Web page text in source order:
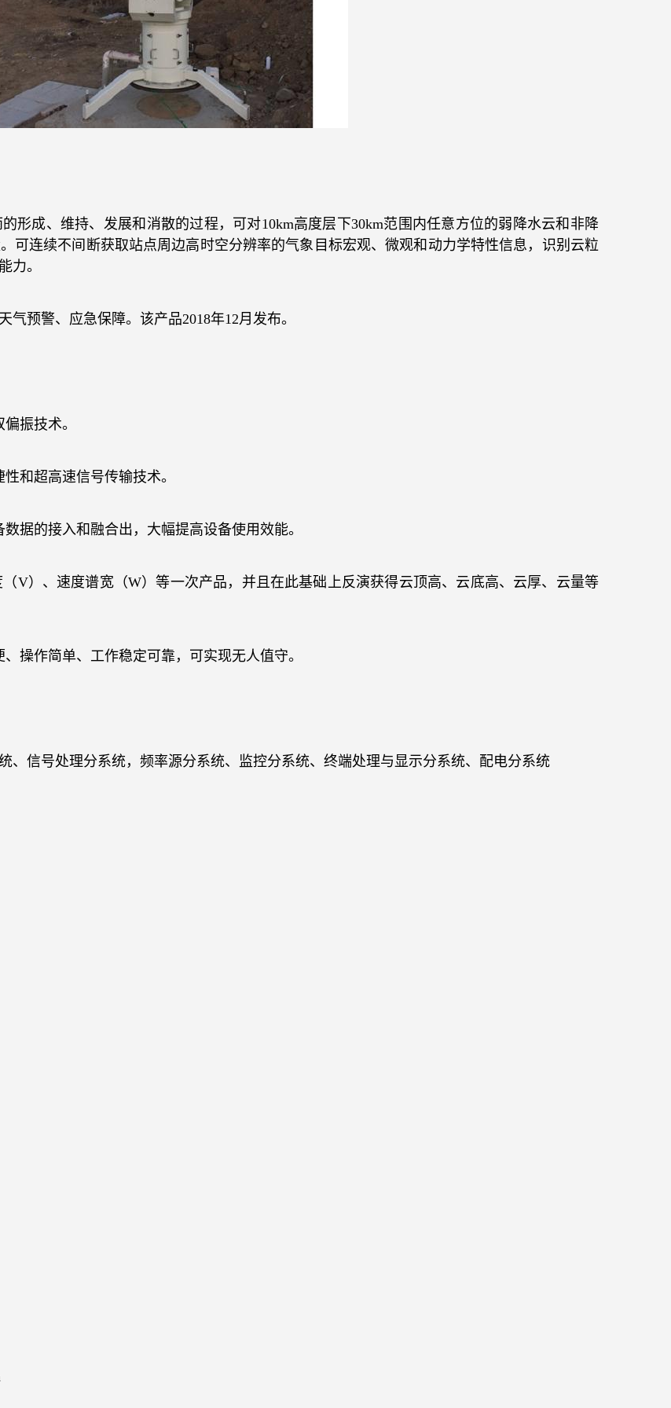
形成、维持、发展和消散的过程，可对10km高度层下30km范围内任意方位的弱降水云和非降
可连续不间断获取站点周边高时空分辨率的气象目标宏观、微观和动力学特性信息，识别云粒
力。
气预警、应急保障。该产品2018年12月发布。
振技术。
和超高速信号传输技术。
据的接入和融合出，大幅提高设备使用效能。
V）、速度谱宽（W）等一次产品，并且在此基础上反演获得云顶高、云底高、云厚、云量等
操作简单、工作稳定可靠，可实现无人值守。
、信号处理分系统，频率源分系统、监控分系统、终端处理与显示分系统、配电分系统